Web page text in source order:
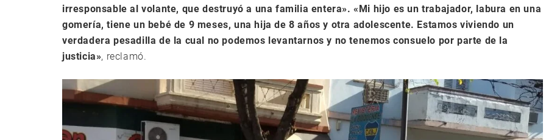
irresponsable al volante, que destruyó a una familia entera». «Mi hijo es un trabajador, labura en una
gomería, tiene un bebé de 9 meses, una hija de 8 años y otra adolescente. Estamos viviendo un
verdadera pesadilla de la cual no podemos levantarnos y no tenemos consuelo por parte de la
justicia», reclamó.